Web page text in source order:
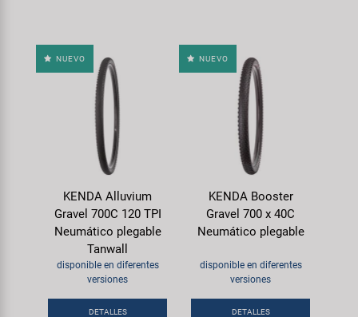
NUEVO
KENDA Alluvium
Gravel 700C 120 TPI
Neumático plegable
Tanwall
disponible en diferentes
versiones
DETALLES
NUEVO
KENDA Booster
Gravel 700 x 40C
Neumático plegable
disponible en diferentes
versiones
DETALLES